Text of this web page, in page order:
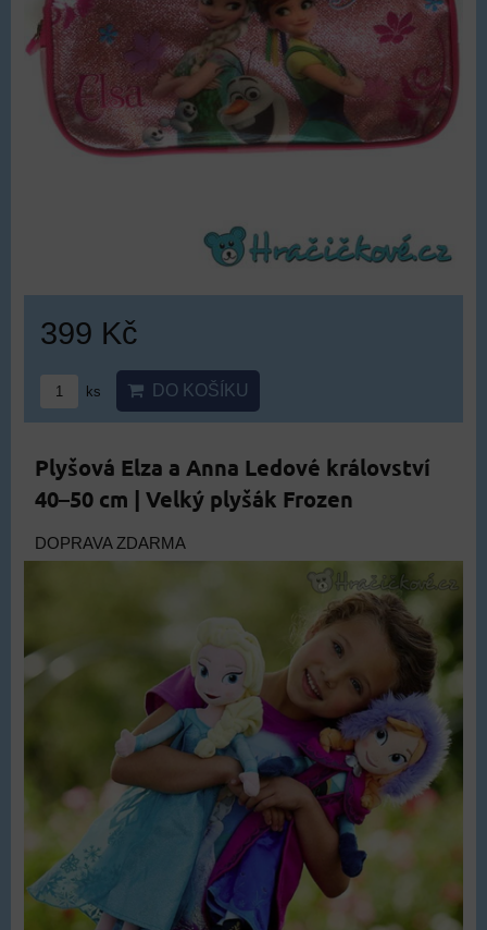
399 Kč
ks DO KOŠÍKU
Plyšová Elza a Anna Ledové království
40–50 cm | Velký plyšák Frozen
DOPRAVA ZDARMA